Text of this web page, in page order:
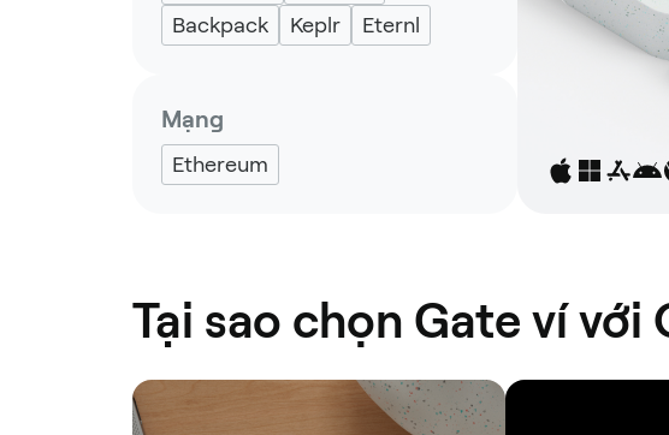
Backpack
Keplr Eternl
Mạng
Ethereum
Tại sao chọn Gate ví với